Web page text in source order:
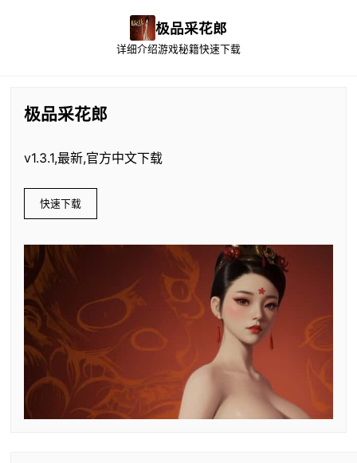
极品采花郎
详细介绍游戏秘籍快速下载
极品采花郎
v1.3.1,最新,官方中文下载
快速下载